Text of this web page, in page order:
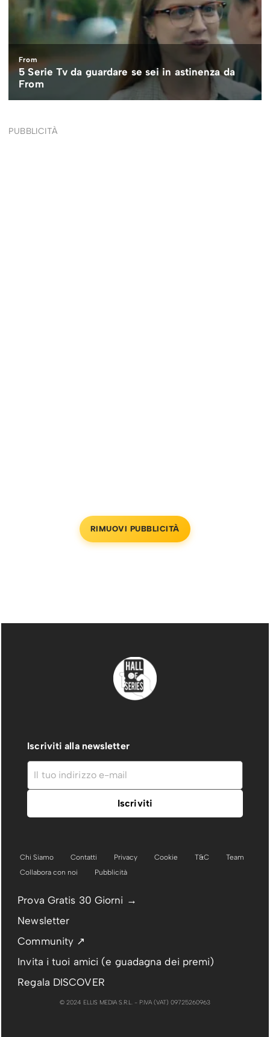
PUBBLICITÀ
RIMUOVI PUBBLICITÀ
Iscriviti alla newsletter
Chi Siamo Contatti Privacy Cookie T&C
Team
Collabora con noi
Pubblicità
Prova Gratis 30 Giorni →
Newsletter
Community ↗
Invita i tuoi amici (e guadagna dei premi)
Regala DISCOVER
© 2024 ELLIS MEDIA S.R.L. - P.IVA (VAT) 09725260963